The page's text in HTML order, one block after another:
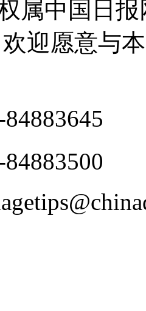
属中国日
迎愿意与